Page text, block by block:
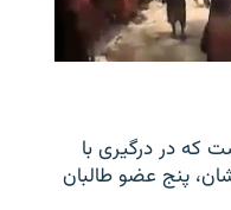
که در درگیری با
پنج عضو طالبان